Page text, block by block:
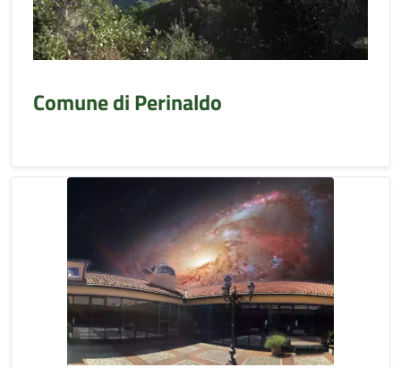
Comune di Perinaldo